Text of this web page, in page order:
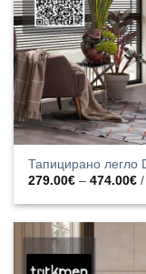
Тапицирано легло
279.00€ – 474.00€